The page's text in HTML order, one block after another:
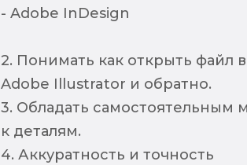
- Adobe InDesign
2. Понимать как открыть файл
Adobe Illustrator и обратно.
3. Обладать
к деталям.
4. Аккуратность и точность